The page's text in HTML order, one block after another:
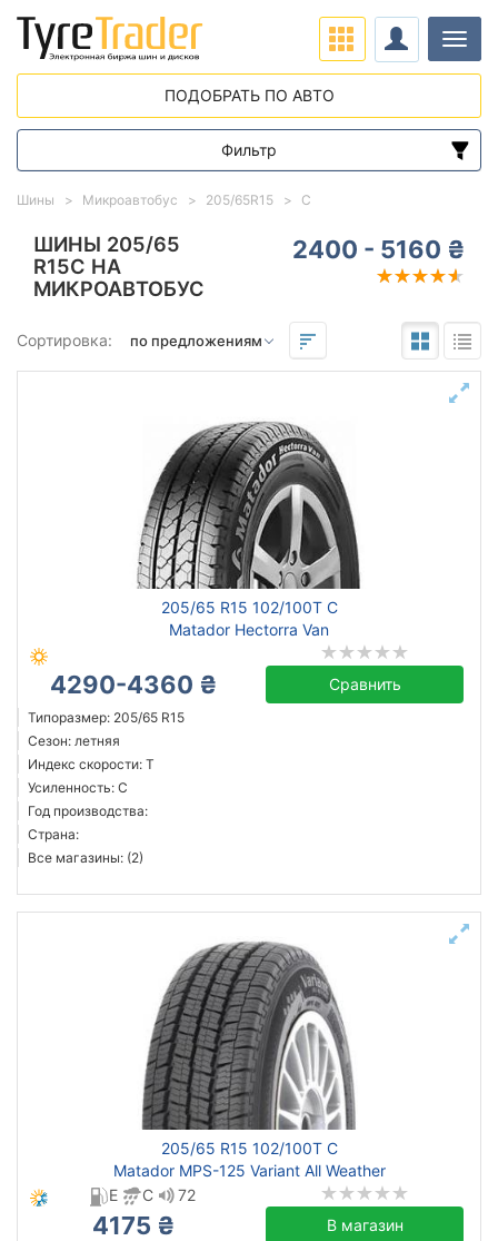
ШИНЫ 205/65
R15C НА
МИКРОАВТОБУС
2400 - 5160 ₴
Сортировка:
205/65 R15 102/100T C
Matador Hectorra Van
4290-4360 ₴ Сравнить
Типоразмер: 205/65 R15
Сезон: летняя
Индекс скорости: T
Усиленность: C
Год производства:
Страна:
Все магазины: (2)
205/65 R15 102/100T C
Matador MPS-125 Variant All Weather
E
C 72
4175 ₴ В магазин
Шины Микроавтобус 205/65R15 C
ПОДОБРАТЬ ПО АВТО
Фильтр
Диапазон цен
от
205
Dynamo
Goodride
Habilead
Kapsen
Kenda
Все бренды
Тип транспортного средства
микроавтобус
Подобрать